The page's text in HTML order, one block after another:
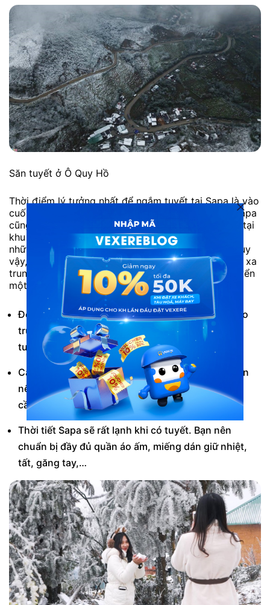
Săn tuyết ở Ô Quy Hồ
Thời điểm lý tưởng nhất để ngắm tuyết tại Sapa là vào
cuối đông, đầu xuân. Không phải địa điểm nào ở Sapa
cũng sẽ có tuyết. Thông thường, tuyết sẽ rơi nhiều tại
khu vực đỉnh Fansipang, dãy Hoàng Liên Sơn, có
những năm, tuyết sẽ rơi nhiều ở đèo Ô Quy Hồ,… Tuy
vậy, những địa điểm có tuyết thường sẽ không quá xa
trung tâm thị trấn Sapa, nên bạn vẫn có thể di chuyển
một cách dễ dàng bằng xe máy.
Để có một chuyến đi trọn vẹn, bạn nên tham khảo
trước dự báo thời tiết để chắc chắn thời gian có
tuyết và lên kế hoạch thật tốt cho chuyến đi.
Các thiết bị điện tử có thể bị ướt khi tuyết tan, bạn
nên chuẩn bị túi nylon và một số dụng cụ bảo vêj
cần thiết cho các thiết bị này.
Thời tiết Sapa sẽ rất lạnh khi có tuyết. Bạn nên
chuẩn bị đầy đủ quần áo ấm, miếng dán giữ nhiệt,
tất, găng tay,…